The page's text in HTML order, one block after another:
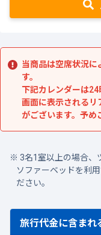
当商品は空席状況に
す。
下記カレンダーは
画面に表示されるリ
がございます。予め
3名1室以上の場合、
ソファーベッドを利
ださい。
旅行代金に含まれ